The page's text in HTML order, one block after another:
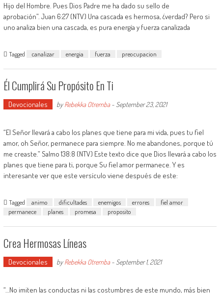
Hijo del Hombre. Pues Dios Padre me ha dado su sello de
aprobación”. Juan 6:27 (NTV) Una cascada es hermosa, ¿verdad? Pero si
uno analiza bien una cascada, es pura energía y fuerza canalizada
Tagged canalizar energia fuerza preocupacion
Él Cumplirá Su Propósito En Ti
Devocionales byRebekka Otremba- September 23, 2021
“El Señor llevará a cabo los planes que tiene para mi vida, pues tu fiel
amor, oh Señor, permanece para siempre. No me abandones, porque tú
me creaste.” Salmo 138:8 (NTV) Este texto dice que Dios llevará a cabo los
planes que tiene para ti, porque Su fiel amor permanece. Y es
interesante ver que este versículo viene después de este:
Tagged animo dificultades enemigos errores
fiel amor
permanece
planes promesa proposito
Crea Hermosas Líneas
Devocionales byRebekka Otremba- September 1, 2021
“…No imiten las conductas ni las costumbres de este mundo, más bien